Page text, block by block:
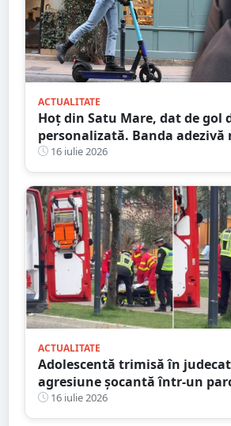
ACTUALITATE
Hoț din Satu Mare, dat de gol
personalizată. Banda adezivă
ajutat
16 iulie 2026
ACTUALITATE
Adolescentă trimisă în
agresiune șocantă într-un
Mare. Victima a fost bătută
pierdut cunoștința
16 iulie 2026